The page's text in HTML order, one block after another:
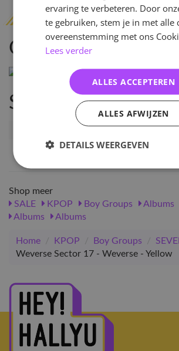
Omschrijving
Specificaties
EAN nummer
Shop meer
SALE
KPOP Boy Groups Albums
Albums
Albums
Home / KPOP / Boy Groups /
Weverse Sector 17 - Weverse - Yellow
ervaring te verbeteren. Door
te gebruiken, stem je in met alle
overeenstemming met ons
Lees verder
ALLES ACCEPTEREN
ALLES AFWIJZEN
DETAILS WEERGEVEN